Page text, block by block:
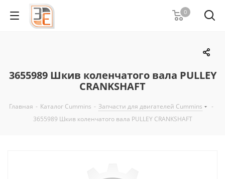
0
3655989 Шкив коленчатого вала PULLEY
CRANKSHAFT
Главная - Каталог Cummins - Запчасти для двигателей Cummins
-
3655989 Шкив коленчатого вала PULLEY CRANKSHAFT